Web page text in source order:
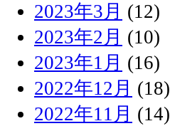
2023年3月 (12)
2023年2月 (10)
2023年1月 (16)
2022年12月 (18)
2022年11月 (14)